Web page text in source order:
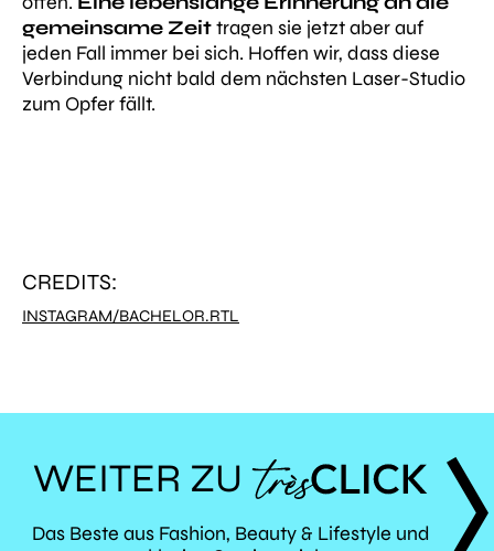
gemeinsame Zeittragen sie jetzt aber auf
jeden Fall immer bei sich. Hoffen wir, dass diese
Verbindung nicht bald dem nächsten Laser-Studio
zum Opfer fällt.
CREDITS:
INSTAGRAM/BACHELOR.RTL
WEITER ZU
TRÈS
Das Beste aus Fashion, Beauty & Lifestyle und